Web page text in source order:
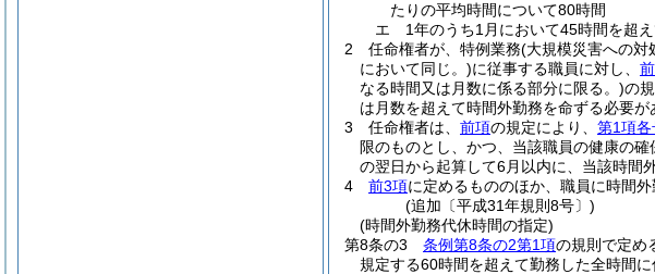
たりの平均時間について80時間
エ
1年のうち1月において45時間を超
2
任命権者が、特例業務(大規模災害への対
において同じ。)に従事する職員に対し、
なる時間又は月数に係る部分に限る。)の
は月数を超えて時間外勤務を命ずる必要
3
任命権者は、 前項の規定により、 第1項各
限のものとし、かつ、当該職員の健康の
の翌日から起算して6月以内に、当該時間
4
前3項に定めるもののほか、職員に時間
(追加〔平成31年規則8号〕)
(時間外勤務代休時間の指定)
第8条の3
条例第8条の2第1項の規則で定め
規定する60時間を超えて勤務した全時間に